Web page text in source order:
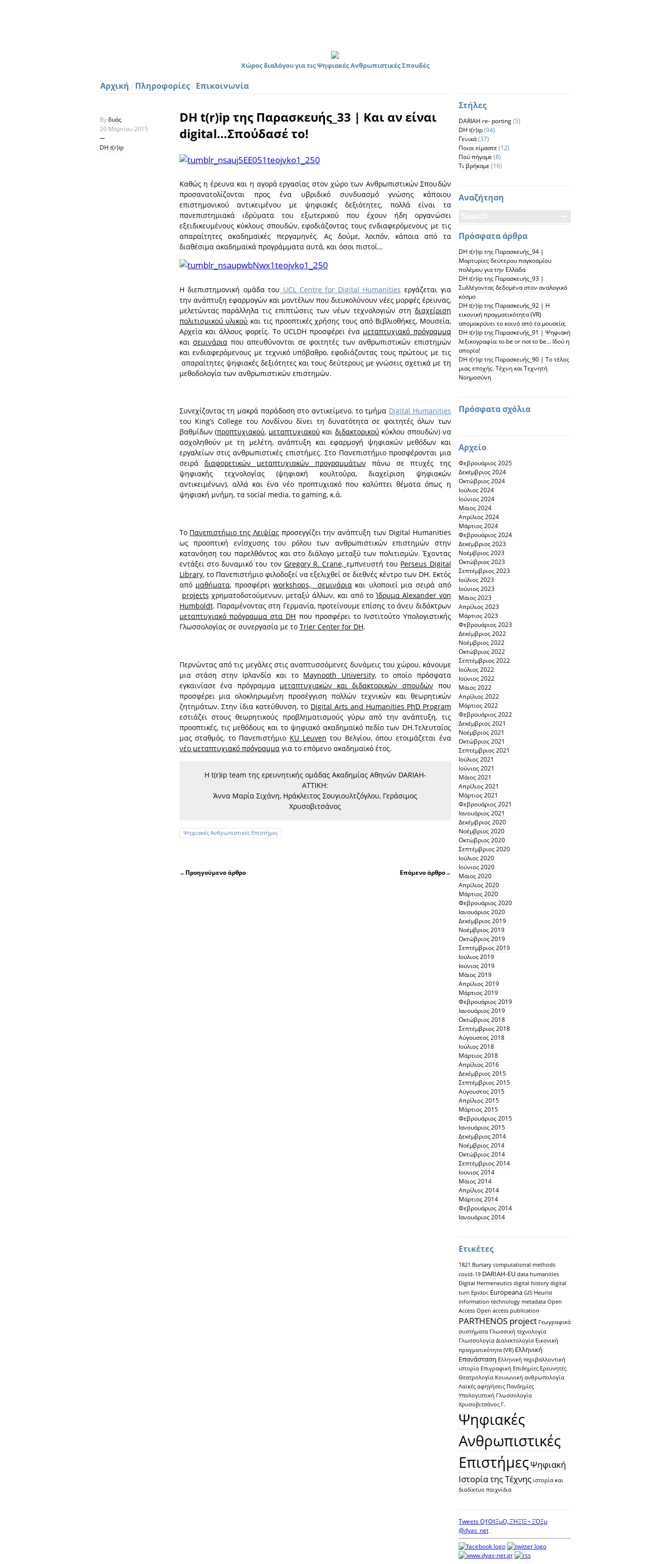
Χώρος διαλόγου για τις Ψηφιακές Ανθρωπιστικές Σπουδές
Αρχική Πληροφορίες Επικοινωνία
Byδυάς
20 Μαρτίου 2015
DH t(r)ip
DH t(r)ip της Παρασκευής_33 | Και αν είναι
digital…Σπούδασέ το!
Καθώς η έρευνα και η αγορά εργασίας στον χώρο των Ανθρωπιστικών Σπουδών
προσανατολίζονται προς ένα υβριδικό συνδυασμό γνώσης κάποιου
επιστημονικού αντικειμένου με ψηφιακές δεξιότητες, πολλά είναι τα
πανεπιστημιακά ιδρύματα του εξωτερικού που έχουν ήδη οργανώσει
εξειδικευμένους κύκλους σπουδών, εφοδιάζοντας τους ενδιαφερόμενους με τις
απαραίτητες ακαδημαϊκές περγαμηνές. Ας δούμε, λοιπόν, κάποια από τα
διαθέσιμα ακαδημαϊκά προγράμματα αυτά, και όσοι πιστοί…
Η διεπιστημονική ομάδα του UCL Centre for Digital Humanities εργάζεται για
την ανάπτυξη εφαρμογών και μοντέλων που διευκολύνουν νέες μορφές έρευνας,
μελετώντας παράλληλα τις επιπτώσεις των νέων τεχνολογιών στη διαχείριση
πολιτισμικού υλικού και τις προοπτικές χρήσης τους από Βιβλιοθήκες, Μουσεία,
Αρχεία και άλλους φορείς. Το UCLDH προσφέρει ένα μεταπτυχιακό πρόγραμμα
και σεμινάρια που απευθύνονται σε φοιτητές των ανθρωπιστικών επιστημών
και ενδιαφερόμενους με τεχνικό υπόβαθρο, εφοδιάζοντας τους πρώτους με τις
απαραίτητες ψηφιακές δεξιότητες και τους δεύτερους με γνώσεις σχετικά με τη
μεθοδολογία των ανθρωπιστικών επιστημών.
Συνεχίζοντας τη μακρά παράδοση στο αντικείμενο, το τμήμα Digital Humanities
του King’s College του Λονδίνου δίνει τη δυνατότητα σε φοιτητές όλων των
βαθμίδων (προπτυχιακού, μεταπτυχιακού και διδακτορικού κύκλου σπουδών) να
ασχοληθούν με τη μελέτη, ανάπτυξη και εφαρμογή ψηφιακών μεθόδων και
εργαλείων στις ανθρωπιστικές επιστήμες. Στο Πανεπιστήμιο προσφέρονται μια
σειρά διαφορετικών μεταπτυχιακών προγραμμάτων πάνω σε πτυχές της
ψηφιακής τεχνολογίας (ψηφιακή κουλτούρα, διαχείριση ψηφιακών
αντικειμένων), αλλά και ένα νέο προπτυχιακό που καλύπτει θέματα όπως η
ψηφιακή μνήμη, τα social media, το gaming, κ.ά.
Το Πανεπιστήμιο της Λειψίαςπροσεγγίζει την ανάπτυξη των Digital Humanities
ως προοπτική ενίσχυσης του ρόλου των ανθρωπιστικών επιστημών στην
κατανόηση του παρελθόντος και στο διάλογο μεταξύ των πολιτισμών. Έχοντας
εντάξει στο δυναμικό του τον Gregory R. Crane, εμπνευστή του Perseus Digital
Library, το Πανεπιστήμιο φιλοδοξεί να εξελιχθεί σε διεθνές κέντρο των DH. Εκτός
από μαθήματα, προσφέρειworkshops, σεμινάριακαι υλοποιεί μια σειρά από
projects χρηματοδοτούμενων, μεταξύ άλλων, και από τοΊδρυμα Alexander von
Humboldt. Παραμένοντας στη Γερμανία, προτείνουμε επίσης το άνευ διδάκτρων
μεταπτυχιακό πρόγραμμα στα DH που προσφέρει το Ινστιτούτο Υπολογιστικής
Γλωσσολογίας σε συνεργασία με το Trier Center for DH.
Περνώντας από τις μεγάλες στις αναπτυσσόμενες δυνάμεις του χώρου, κάνουμε
μια στάση στην Ιρλανδία και το Maynooth University, το οποίο πρόσφατα
εγκαινίασε ένα πρόγραμμα μεταπτυχιακών και διδακτορικών σπουδών που
προσφέρει μια ολοκληρωμένη προσέγγιση πολλών τεχνικών και θεωρητικών
ζητημάτων. Στην ίδια κατεύθυνση, το Digital Arts and Humanities PhD Program
εστιάζει στους θεωρητικούς προβληματισμούς γύρω από την ανάπτυξη, τις
προοπτικές, τις μεθόδους και το ψηφιακό ακαδημαϊκό πεδίο των DH.Τελευταίος
μας σταθμός, το Πανεπιστήμιο KU Leuven του Βελγίου, όπου ετοιμάζεται ένα
νέο μεταπτυχιακό πρόγραμμα για το επόμενο ακαδημαϊκό έτος.
H t(r)ip team της ερευνητικής ομάδας Ακαδημίας Αθηνών DARIAH-
ΑΤΤΙΚΗ:
Άννα Μαρία Σιχάνη, Ηράκλειτος Σουγιουλτζόγλου, Γεράσιμος
Χρυσοβιτσάνος
Ψηφιακές Ανθρωπιστικές Επιστήμες
←Προηγούμενο άρθρο Επόμενο άρθρο→
Στήλες
DARIAH re- porting(5)
DH t(r)ip(94)
Γενικά(37)
Ποιοι είμαστε(12)
Πού πήγαμε(8)
Τι βρήκαμε(16)
Αναζήτηση
Πρόσφατα άρθρα
DH t(r)ip της Παρασκευής_94 |
Μαρτυρίες δεύτερου παγκοσμίου
πολέμου για την Ελλάδα
DH t(r)ip της Παρασκευής_93 |
Συλλέγοντας δεδομένα στον αναλογικό
κόσμο
DH t(r)ip της Παρασκευής_92 | Η
εικονική πραγματικότητα (VR)
απομακρύνει το κοινό από τα μουσεία;
DH t(r)ip της Παρασκευής_91 | Ψηφιακή
λεξικογραφία: to be or not to be… Ιδού η
απορία!
DH t(r)ip της Παρασκευής_90 | To τέλος
μιας εποχής. Τέχνη και Τεχνητή
Νοημοσύνη
Πρόσφατα σχόλια
Αρχείο
Φεβρουάριος 2025
Δεκέμβριος 2024
Οκτώβριος 2024
Ιούλιος 2024
Ιούνιος 2024
Μάιος 2024
Απρίλιος 2024
Μάρτιος 2024
Φεβρουάριος 2024
Δεκέμβριος 2023
Νοέμβριος 2023
Οκτώβριος 2023
Σεπτέμβριος 2023
Ιούλιος 2023
Ιούνιος 2023
Μάιος 2023
Απρίλιος 2023
Μάρτιος 2023
Φεβρουάριος 2023
Δεκέμβριος 2022
Νοέμβριος 2022
Οκτώβριος 2022
Σεπτέμβριος 2022
Ιούλιος 2022
Ιούνιος 2022
Μάιος 2022
Απρίλιος 2022
Μάρτιος 2022
Φεβρουάριος 2022
Δεκέμβριος 2021
Νοέμβριος 2021
Οκτώβριος 2021
Σεπτέμβριος 2021
Ιούλιος 2021
Ιούνιος 2021
Μάιος 2021
Απρίλιος 2021
Μάρτιος 2021
Φεβρουάριος 2021
Ιανουάριος 2021
Δεκέμβριος 2020
Νοέμβριος 2020
Οκτώβριος 2020
Σεπτέμβριος 2020
Ιούλιος 2020
Ιούνιος 2020
Μάιος 2020
Απρίλιος 2020
Μάρτιος 2020
Φεβρουάριος 2020
Ιανουάριος 2020
Δεκέμβριος 2019
Νοέμβριος 2019
Οκτώβριος 2019
Σεπτέμβριος 2019
Ιούλιος 2019
Ιούνιος 2019
Μάιος 2019
Απρίλιος 2019
Μάρτιος 2019
Φεβρουάριος 2019
Ιανουάριος 2019
Οκτώβριος 2018
Σεπτέμβριος 2018
Αύγουστος 2018
Ιούλιος 2018
Μάρτιος 2018
Απρίλιος 2016
Δεκέμβριος 2015
Σεπτέμβριος 2015
Αύγουστος 2015
Απρίλιος 2015
Μάρτιος 2015
Φεβρουάριος 2015
Ιανουάριος 2015
Δεκέμβριος 2014
Νοέμβριος 2014
Οκτώβριος 2014
Σεπτέμβριος 2014
Ιούνιος 2014
Μάιος 2014
Απρίλιος 2014
Μάρτιος 2014
Φεβρουάριος 2014
Ιανουάριος 2014
Ετικέτες
1821 Bursary computational methods
covid-19 DARIAH-EU data humanities
Digital Hermeneutics digital history digital
turn Epidoc Europeana GIS Heurist
information technology metadata Open
Access Open access publication
PARTHENOS project Γεωγραφικά
συστήματα Γλωσσική τεχνολογία
Γλωσσολογία Διαλεκτολογία Εικονική
πραγματικότητα (VR) Ελληνική
Επανάσταση Ελληνική περιβαλλοντική
ιστορία Επιγραφική Επιδημίες Ερευνητές
Θεατρολογία Κοινωνική ανθρωπολογία
Λαϊκές αφηγήσεις Πανδημίες
Υπολογιστική Γλωσσολογία
Χρυσοβιτσάνος Γ.
Ψηφιακές
Ανθρωπιστικές
ΕπιστήμεςΨηφιακή
Ιστορία της Τέχνης ιστορία και
διαδίκτυο παιχνίδια
Tweets ΟƒΟ‡ΞµΟ„ΞΉΞΊΞ¬ ΞΌΞµ
@dyas_net